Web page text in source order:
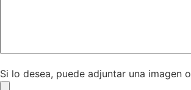
Si lo desea, puede adjuntar una imagen